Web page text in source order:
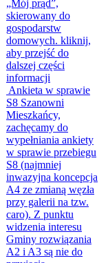
„Mój prąd”,
skierowany do
gospodarstw
domowych. kliknij,
aby przejść do
dalszej części
informacji
Ankieta w sprawie
S8 Szanowni
Mieszkańcy,
zachęcamy do
wypełniania ankiety
w sprawie przebiegu
S8 (najmniej
inwazyjna koncepcja
A4 ze zmianą węzła
przy galerii na tzw.
caro). Z punktu
widzenia interesu
Gminy rozwiązania
A2 i A3 są nie do